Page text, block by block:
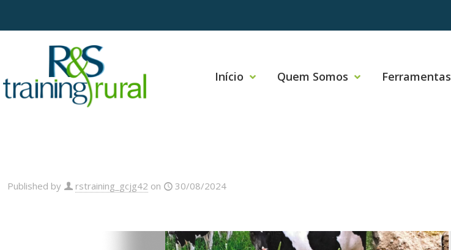
Início Quem Somos Ferramentas
Published by rstraining_gcjg42 on 30/08/2024